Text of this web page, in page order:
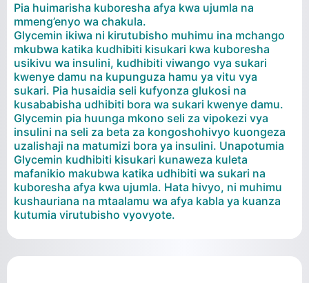
Pia huimarisha kuboresha afya kwa ujumla na
mmeng’enyo wa chakula.
Glycemin ikiwa ni kirutubisho muhimu ina mchango
mkubwa katika kudhibiti kisukari kwa kuboresha
usikivu wa insulini, kudhibiti viwango vya sukari
kwenye damu na kupunguza hamu ya vitu vya
sukari. Pia husaidia seli kufyonza glukosi na
kusababisha udhibiti bora wa sukari kwenye damu.
Glycemin pia huunga mkono seli za vipokezi vya
insulini na seli za beta za kongoshohivyo kuongeza
uzalishaji na matumizi bora ya insulini. Unapotumia
Glycemin kudhibiti kisukari kunaweza kuleta
mafanikio makubwa katika udhibiti wa sukari na
kuboresha afya kwa ujumla. Hata hivyo, ni muhimu
kushauriana na mtaalamu wa afya kabla ya kuanza
kutumia virutubisho vyovyote.